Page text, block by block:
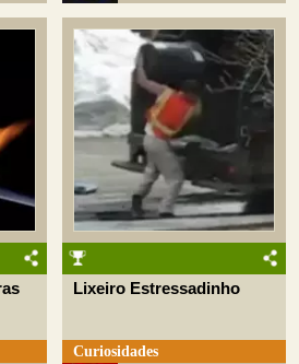
Lixeiro Estressadinho
Curiosidades